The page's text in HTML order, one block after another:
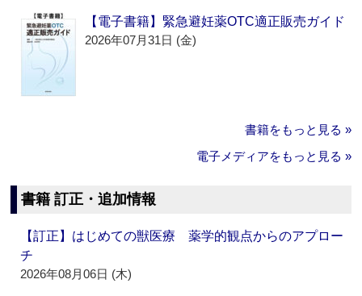
【電子書籍】緊急避妊薬OTC適正販売ガイド
2026年07月31日 (金)
書籍をもっと見る »
電子メディアをもっと見る »
書籍 訂正・追加情報
【訂正】はじめての獣医療 薬学的観点からのアプロー
チ
2026年08月06日 (木)